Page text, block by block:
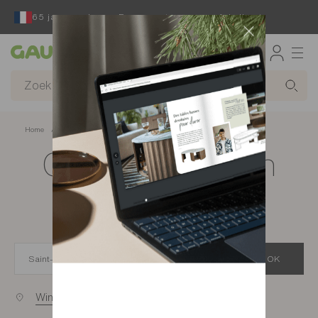
65 jaar reeds een Franse ontwerper en fabrikant
Gautier
Home app.seo.store_locator_city.title
Gautier-winkels in
Saint-Pierre
OK
Winkels bij u in de buurt